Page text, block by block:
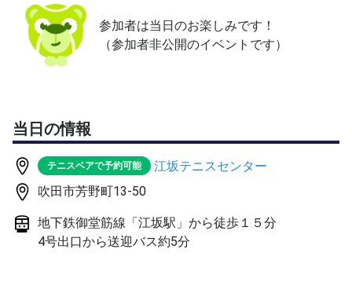
・屋外ハードコート
・コンビニ 徒歩5,6分。食料＆ドリンクはなるべく事前
購入を
・自販機＆ウォータークーラー あります
━━━━━━━━━━━━━━
■当日の進行にはテニスベアの機能を活用
登録期限目安→大会1週間前
メンバー登録できない、レベル感が分からないなど、ご不
明点はお気軽に大会事務局までお問い合わせください。
参加者は当日のお楽しみです！
（参加者非公開のイベントです）
当日の情報
テニスベアで予約可能
江坂テニスセンター
吹田市芳野町13-50
地下鉄御堂筋線「江坂駅」から徒歩１５分
4号出口から送迎バス約5分